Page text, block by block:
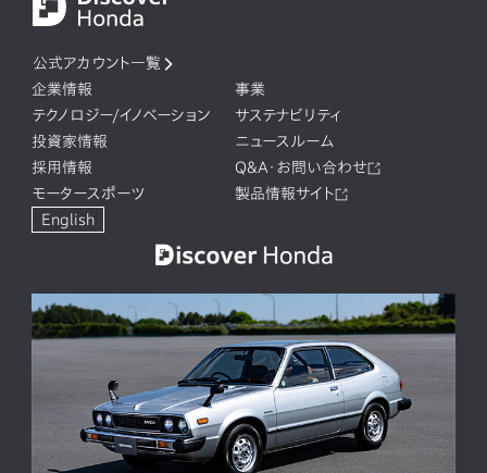
公式アカウント一覧
企業情報
事業
テクノロジー/イノベーション
サステナビリティ
投資家情報
ニュースルーム
採用情報
Q&A・お問い合わせ
モータースポーツ
製品情報サイト
English